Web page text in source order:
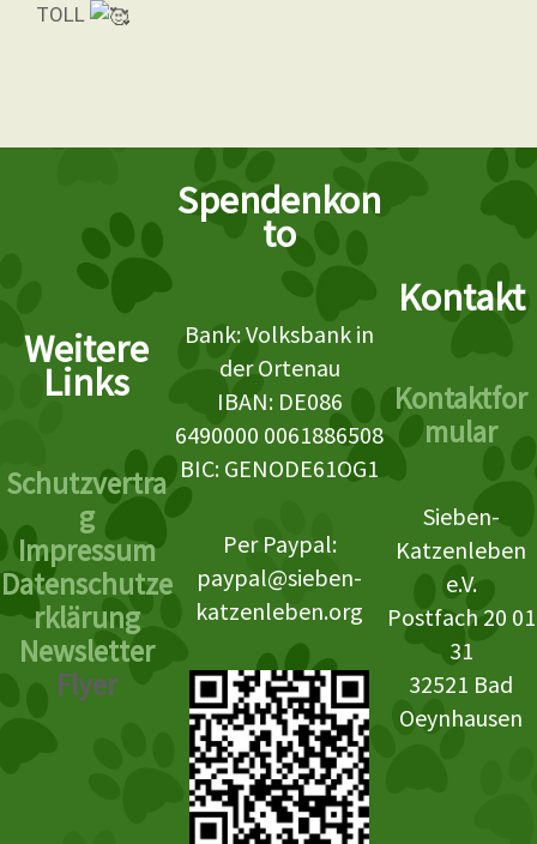
TOLL
Weitere
Links
Schutzvertra
g
Impressum
Datenschutze
rklärung
Newsletter
Flyer
Spendenkon
to
Bank: Volksbank in
der Ortenau
IBAN: DE086
6490000 0061886508
BIC: GENODE61OG1
Per Paypal:
paypal@sieben-
katzenleben.org
Kontakt
Kontaktfor
mular
Sieben-
Katzenleben
e.V.
Postfach 20 01
31
32521 Bad
Oeynhausen